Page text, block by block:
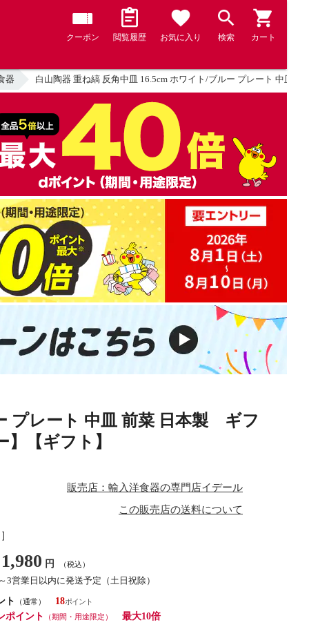
クーポン 閲覧履歴 お気に入り 検索 カート
器 白山陶器 重ね縞 反角中皿 16.5cm ホワイト/ブルー プレート 中皿
プレート 中皿 前菜 日本製 ギフ
【ギフト】
販売店：輸入洋食器の専門店イデール
この販売店の送料について
1,980 円 （税込）
3営業日以内に発送予定（土日祝除）
ト
（通常）
18
ポイント
（期間・用途限定）
最大10倍